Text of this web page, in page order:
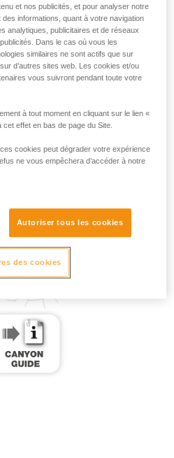
et nos publicités, et pour analyser notre
informations, quant à votre navigation
analytiques, publicitaires et de réseaux
Dans le cas où vous les
similaires ne sont actifs que sur
d’autres sites web. Les cookies et/ou
vous suivront pendant toute votre
à tout moment en cliquant sur le lien «
effet en bas de page du Site.
cookies peut dégrader votre expérience
ne vous empêchera d’accéder à notre
Autoriser tous les cookies
des cookies